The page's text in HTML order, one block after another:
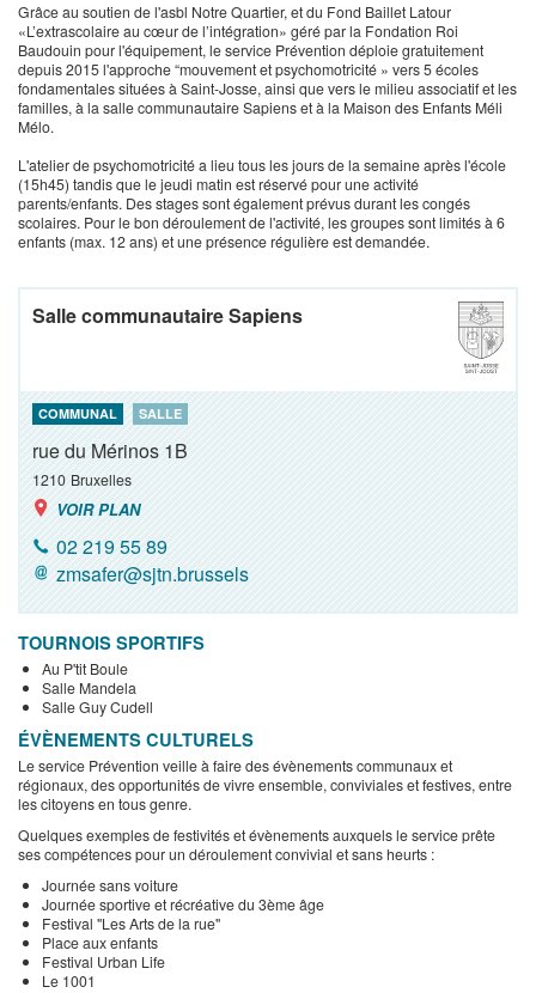
Grâce au soutien de l'asbl Notre Quartier, et du Fond Baillet Latour
«L’extrascolaire au cœur de l’intégration» géré par la Fondation Roi
Baudouin pour l'équipement, le service Prévention déploie gratuitement
depuis 2015 l'approche “mouvement et psychomotricité » vers 5 écoles
fondamentales situées à Saint-Josse, ainsi que vers le milieu associatif et les
familles, à la salle communautaire Sapiens et à la Maison des Enfants Méli
Mélo.
L'atelier de psychomotricité a lieu tous les jours de la semaine après l'école
(15h45) tandis que le jeudi matin est réservé pour une activité
parents/enfants. Des stages sont également prévus durant les congés
scolaires. Pour le bon déroulement de l'activité, les groupes sont limités à 6
enfants (max. 12 ans) et une présence régulière est demandée.
Salle communautaire Sapiens
COMMUNAL SALLE
rue du Mérinos 1B
1210 Bruxelles
VOIR PLAN
02 219 55 89
zmsafer@sjtn.brussels
TOURNOIS SPORTIFS
Au P'tit Boule
Salle Mandela
Salle Guy Cudell
ÉVÈNEMENTS CULTURELS
Le service Prévention veille à faire des évènements communaux et
régionaux, des opportunités de vivre ensemble, conviviales et festives, entre
les citoyens en tous genre.
Quelques exemples de festivités et évènements auxquels le service prête
ses compétences pour un déroulement convivial et sans heurts :
Journée sans voiture
Journée sportive et récréative du 3ème âge
Festival "Les Arts de la rue"
Place aux enfants
Festival Urban Life
Le 1001